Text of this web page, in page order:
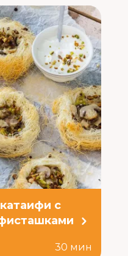
с
30 мин